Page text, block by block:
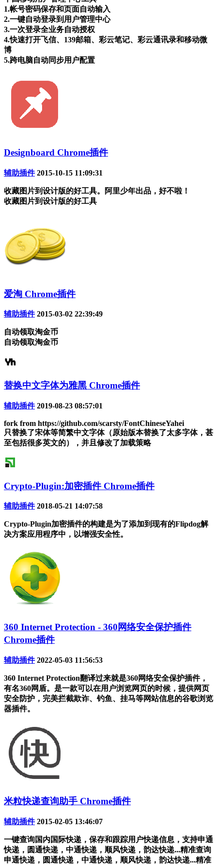
1.帐号密码保存和页面自动输入
2.一键自动登录到用户管理中心
3.一次登录全业务自动授权
4.快速打开飞信、139邮箱、彩云笔记、彩云通讯录和移动微
博
5.跨电脑自动同步用户配置
Designboard Chrome插件
辅助插件 2015-10-15 11:09:31
收藏图片到设计版的好工具。阿里少年出品，好不啦！
收藏图片到设计版的好工具
爱淘 Chrome插件
辅助插件 2015-03-02 22:39:49
自动领取淘金币
自动领取淘金币
替换中文字体为雅黑 Chrome插件
辅助插件 2019-08-23 08:57:01
fork from https://github.com/scarsty/FontChineseYahei
只替换了宋体等简繁中文字体（原始版本替换了太多字体，甚
至包括很多英文的），并且修改了加载策略
Crypto-Plugin:加密插件 Chrome插件
辅助插件 2018-05-21 14:07:58
Crypto-Plugin加密插件的构建是为了添加到现有的Flipdog解
决方案应用程序中，以增强安全性。
360 Internet Protection - 360网络安全保护插件
Chrome插件
辅助插件 2022-05-03 11:56:53
360 Internet Protection翻译过来就是360网络安全保护插件，
有名360网盾。是一款可以在用户浏览网页的时候，提供网页
安全防护，完美拦截欺诈、钓鱼、挂马等网站信息的谷歌浏览
器插件。
米粒快递查询助手 Chrome插件
辅助插件 2015-02-05 13:46:07
一键查询国内国际快递，保存和跟踪用户快递信息，支持申通
快递，圆通快递，中通快递，顺风快递，韵达快递...精准查询
申通快递，圆通快递，中通快递，顺风快递，韵达快递...精准